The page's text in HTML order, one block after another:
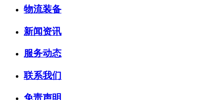
物流装备
新闻资讯
服务动态
联系我们
免责声明